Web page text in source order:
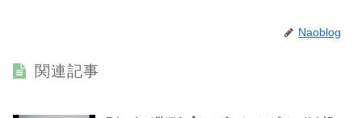
Naoblog
関連記事